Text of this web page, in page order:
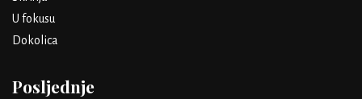
U fokusu
Dokolica
Posljednje